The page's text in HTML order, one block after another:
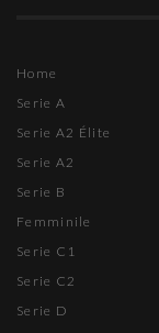
Home
Serie A
Serie A2 Élite
Serie A2
Serie B
Femminile
Serie C1
Serie C2
Serie D